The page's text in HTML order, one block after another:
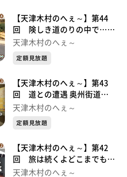
【天津木村のへぇ～】第44
回 険しき道のりの中で…
奥州街道シリーズ④
天津木村のへぇ～
定額見放題
【天津木村のへぇ～】第43
回 道との遭遇 奥州街道シ
リーズ③
天津木村のへぇ～
定額見放題
【天津木村のへぇ～】第42
回 旅は続くよどこまでも！
奥州街道シリーズ②
天津木村のへぇ～